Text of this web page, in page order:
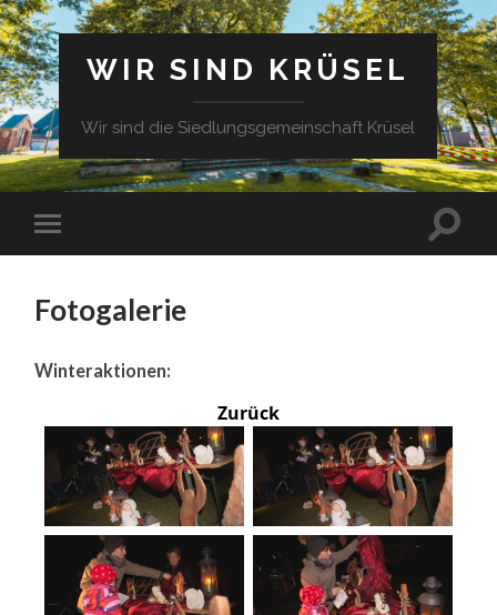
WIR SIND KRÜSEL
Wir sind die Siedlungsgemeinschaft Krüsel
Fotogalerie
Winteraktionen:
Zurück